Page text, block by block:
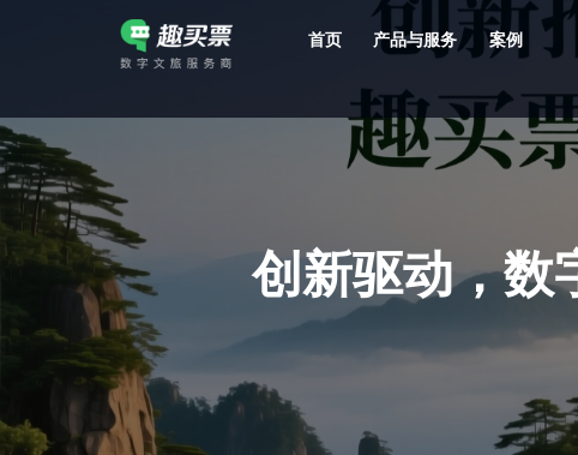
首页 产品与服务 案例
创新驱动，数